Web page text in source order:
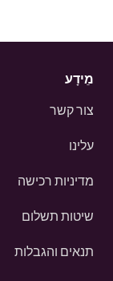
מֵידָע
צור קשר
עלינו
מדיניות רכישה
שיטות תשלום
תנאים והגבלות